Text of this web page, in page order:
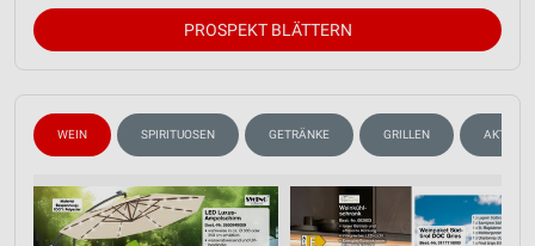
PROSPEKT BLÄTTERN
WEIN SPIRITUOSEN GETRÄNKE GRILLEN
Verwendung genauer Standortdaten
Nicht-IAB-Verarbeitungszwecke:
Notwendig
Performance